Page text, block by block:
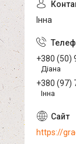
Інна
+380 (50)
Діана
+380 (97)
Інна
https://